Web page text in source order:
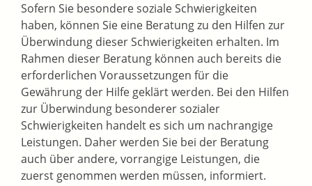
Sofern Sie besondere soziale Schwierigkeiten
haben, können Sie eine Beratung zu den Hilfen zur
Überwindung dieser Schwierigkeiten erhalten. Im
Rahmen dieser Beratung können auch bereits die
erforderlichen Voraussetzungen für die
Gewährung der Hilfe geklärt werden. Bei den Hilfen
zur Überwindung besonderer sozialer
Schwierigkeiten handelt es sich um nachrangige
Leistungen. Daher werden Sie bei der Beratung
auch über andere, vorrangige Leistungen, die
zuerst genommen werden müssen, informiert.